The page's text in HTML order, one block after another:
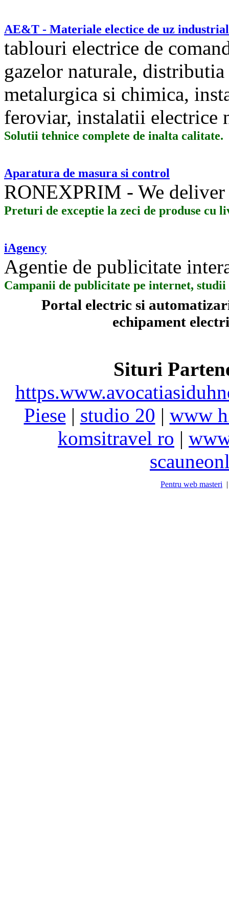
AE&T - Materiale electice de uz industrial
tablouri electrice de
gazelor naturale,
metalurgica si chimica,
feroviar, instalatii electrice
Solutii tehnice complete de inalta calitate.
Aparatura de masura si control
RONEXPRIM - We deliver
Preturi de exceptie la zeci de produse cu
iAgency
Agentie de publicitate
Campanii de publicitate pe internet,
Portal electric si
echipament
Situri
Piese | studio 20 | www
komsitravel ro |
Pentru web masteri